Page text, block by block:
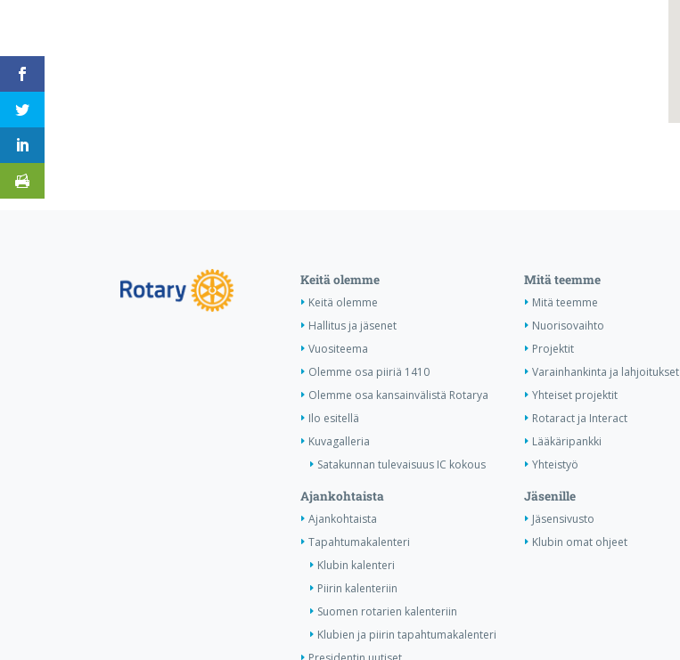
Keitä olemme
Keitä olemme
Hallitus ja jäsenet
Vuositeema
Olemme osa piiriä 1410
Olemme osa kansainvälistä Rotarya
Ilo esitellä
Kuvagalleria
Satakunnan tulevaisuus IC kokous
Mitä teemme
Mitä teemme
Nuorisovaihto
Projektit
Varainhankinta ja lahjoitukset
Yhteiset projektit
Rotaract ja Interact
Lääkäripankki
Yhteistyö
Ajankohtaista
Ajankohtaista
Tapahtumakalenteri
Klubin kalenteri
Piirin kalenteriin
Suomen rotarien kalenteriin
Klubien ja piirin tapahtumakalenteri
Jäsenille
Jäsensivusto
Klubin omat ohjeet